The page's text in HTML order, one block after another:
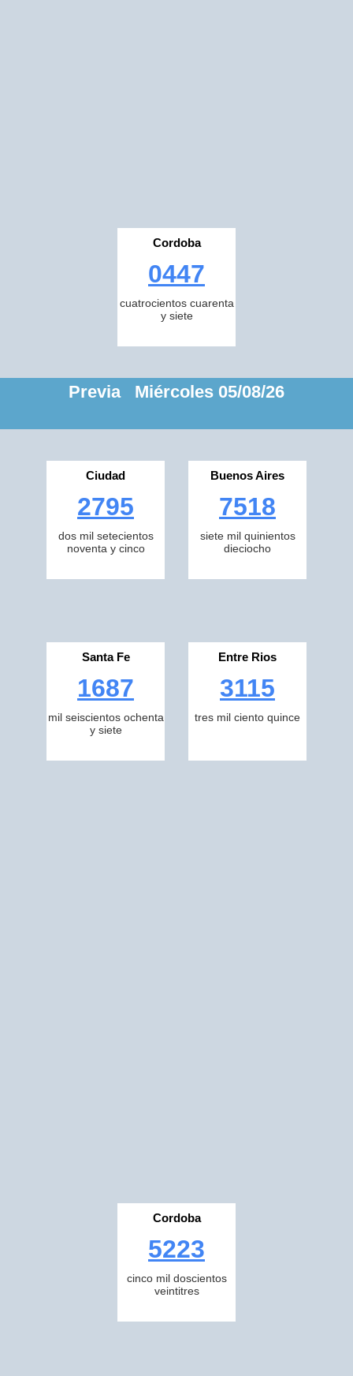
Cordoba
0447
cuatrocientos cuarenta
y siete
Previa Miércoles 05/08/26
Ciudad
2795
dos mil setecientos
noventa y cinco
Buenos Aires
7518
siete mil quinientos
dieciocho
Santa Fe
1687
mil seiscientos ochenta
y siete
Entre Rios
3115
tres mil ciento quince
Cordoba
5223
cinco mil doscientos
veintitres